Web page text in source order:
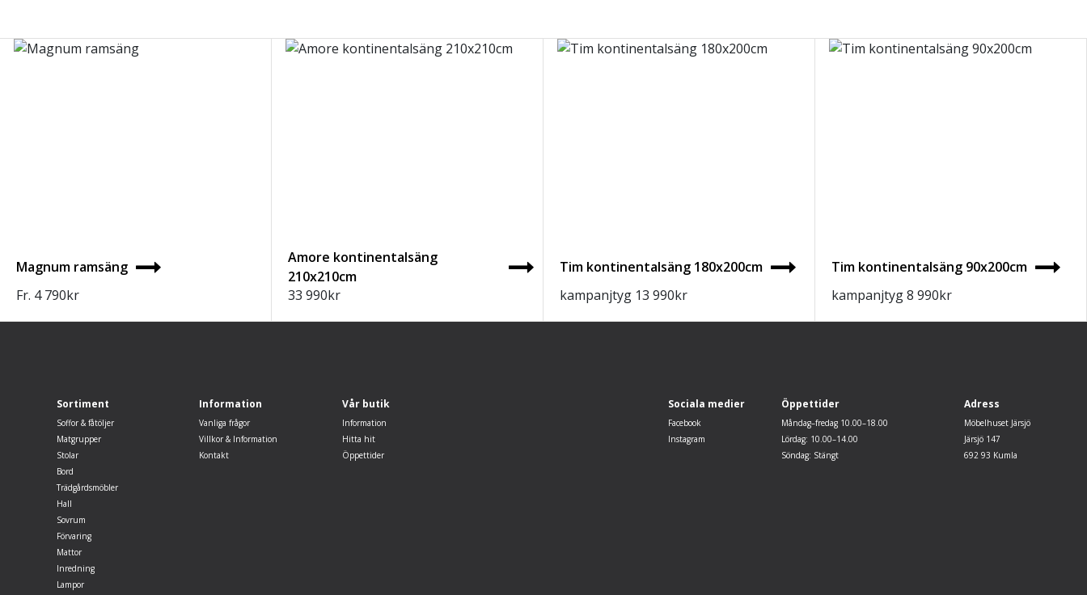
Magnum ramsäng
Fr. 4 790kr
Amore kontinentalsäng
210x210cm
33 990kr
Tim kontinentalsäng 180x200cm
kampanjtyg 13 990kr
Tim kontinentalsäng 90x200cm
kampanjtyg8 990kr
Sortiment
Soffor & fåtöljer
Matgrupper
Stolar
Bord
Trädgårdsmöbler
Hall
Sovrum
Förvaring
Mattor
Inredning
Lampor
Information
Vanliga frågor
Villkor & Information
Kontakt
Vår butik
Information
Hitta hit
Öppettider
Sociala medier
Facebook
Instagram
Öppettider
Måndag–fredag 10.00–18.00
Lördag: 10.00–14.00
Söndag: Stängt
Adress
Möbelhuset Järsjö
Järsjö 147
692 93 Kumla